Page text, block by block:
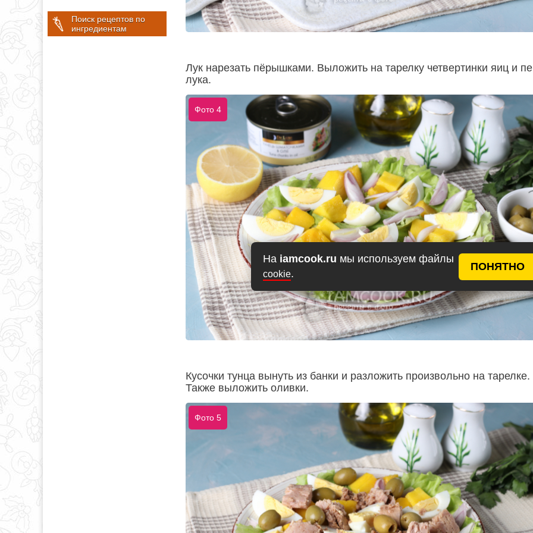
На iamcook.ru мы используем файлы
cookie.
ПОНЯТНО
Поиск рецептов по
ингредиентам
Лук нарезать пёрышками. Выложить на тарелку четвертинки яиц и
лука.
Фото 4
Кусочки тунца вынуть из банки и разложить произвольно на тарелке.
Также выложить оливки.
Фото 5